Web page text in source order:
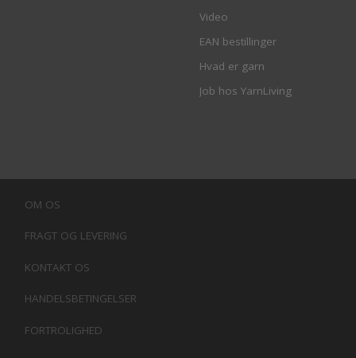
Video
EAN bestillinger
Hvad er garn
Job hos YarnLiving
OM OS
FRAGT OG LEVERING
KONTAKT OS
HANDELSBETINGELSER
FORTROLIGHED